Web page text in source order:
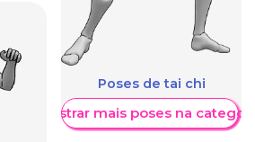
Poses de tai chi
Mostrar mais poses na